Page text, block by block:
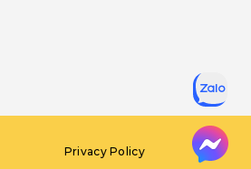
Privacy Policy